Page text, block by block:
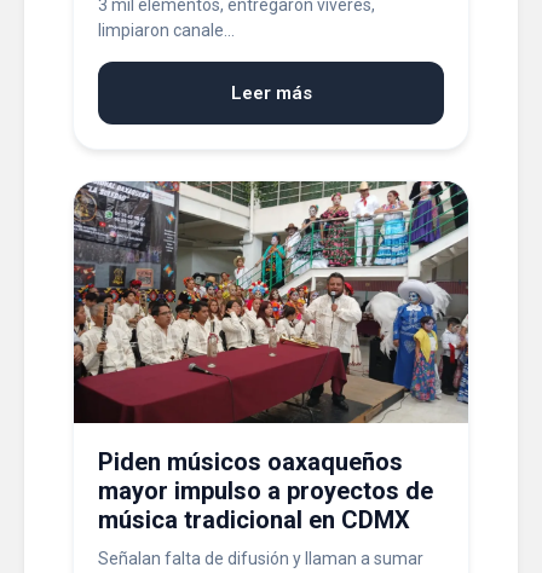
3 mil elementos, entregaron víveres,
limpiaron canale...
Leer más
Piden músicos oaxaqueños
mayor impulso a proyectos de
música tradicional en CDMX
Señalan falta de difusión y llaman a sumar